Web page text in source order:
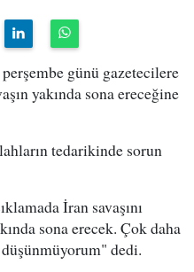
günü gazetecilere
yakında sona ereceğine
tedarikinde sorun
İran savaşını
sona erecek. Çok daha
dedi.